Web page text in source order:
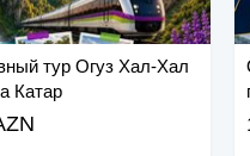
тур Огуз Хал-Хал
Катар